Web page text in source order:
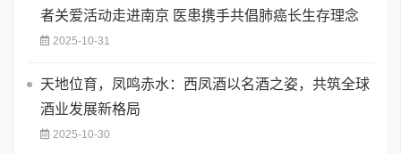
者关爱活动走进南京 医患携手共倡肺癌长生存理念
2025-10-31
天地位育，凤鸣赤水：西凤酒以名酒之姿，共筑全球
酒业发展新格局
2025-10-30